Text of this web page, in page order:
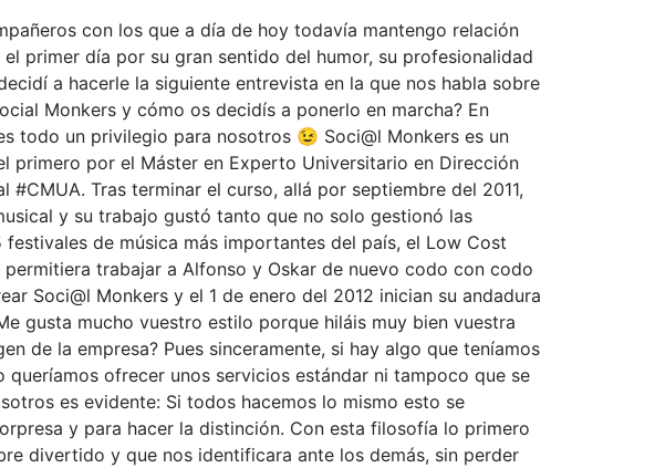
con los que a día de hoy todavía mantengo relación
primer día por su gran sentido del humor, su profesionalidad
a hacerle la siguiente entrevista en la que nos habla sobre
Monkers y cómo os decidís a ponerlo en marcha? En
todo un privilegio para nosotros 😉 Soci@l Monkers es un
primero por el Máster en Experto Universitario en Dirección
Tras terminar el curso, allá por septiembre del 2011,
y su trabajo gustó tanto que no solo gestionó las
de música más importantes del país, el Low Cost
trabajar a Alfonso y Oskar de nuevo codo con codo
Soci@l Monkers y el 1 de enero del 2012 inician su andadura
gusta mucho vuestro estilo porque hiláis muy bien vuestra
de la empresa? Pues sinceramente, si hay algo que teníamos
ofrecer unos servicios estándar ni tampoco que se
es evidente: Si todos hacemos lo mismo esto se
y para hacer la distinción. Con esta filosofía lo primero
divertido y que nos identificara ante los demás, sin perder